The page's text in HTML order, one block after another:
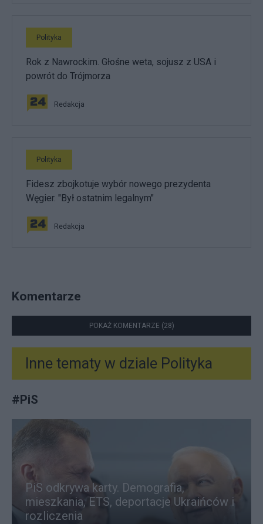
Polityka
Rok z Nawrockim. Głośne weta, sojusz z USA i
powrót do Trójmorza
Redakcja
Polityka
Fidesz zbojkotuje wybór nowego prezydenta
Węgier. "Był ostatnim legalnym"
Redakcja
Komentarze
POKAŻ KOMENTARZE (28)
Inne tematy w dziale Polityka
#PiS
PiS odkrywa karty. Demografia,
mieszkania, ETS, deportacje Ukraińców i
rozliczenia